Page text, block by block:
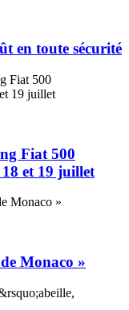
en toute sécurité
Fiat 500
et 19 juillet
Monaco »